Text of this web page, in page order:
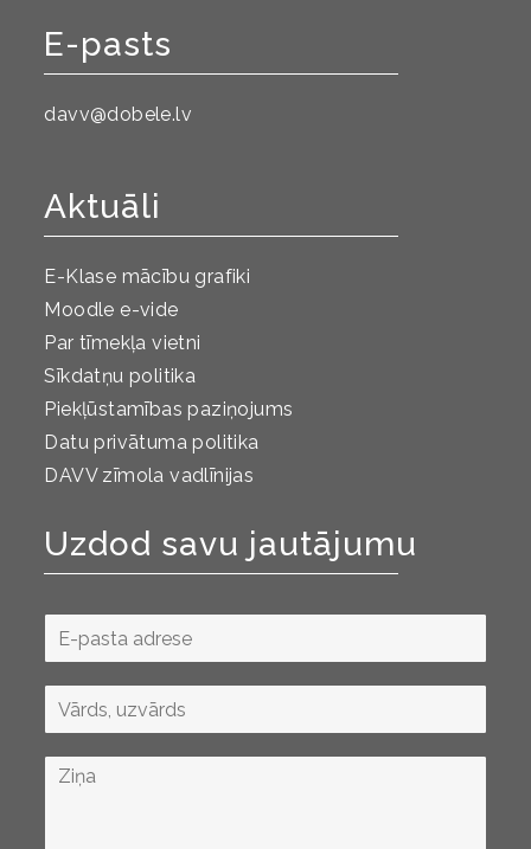
E-pasts
davv@dobele.lv
Aktuāli
E-Klase mācību grafiki
Moodle e-vide
Par tīmekļa vietni
Sīkdatņu politika
Piekļūstamības paziņojums
Datu privātuma politika
DAVV zīmola vadlīnijas
Uzdod savu jautājumu